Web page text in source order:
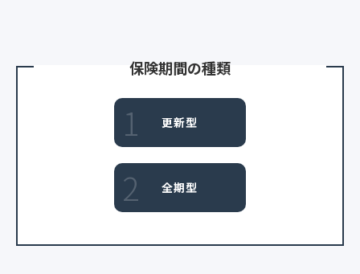
保険期間の種類
1 更新型
2 全期型